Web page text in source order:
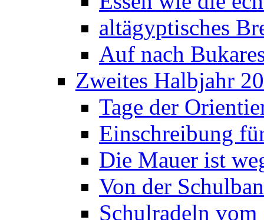
altägyptisches
Auf nach
Zweites Halbjahr
Tage der
Einschreibung
Die Mauer ist
Von der
Schulradeln